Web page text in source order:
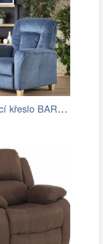
Polohovací křeslo BARD Halmar